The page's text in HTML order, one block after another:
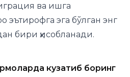
ва ишга
эга бўлган энг
бири ҳисобланади.
кузатиб боринг